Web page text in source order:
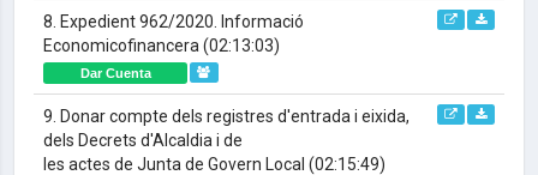
8. Expedient 962/2020. Informació
Economicofinancera (02:13:03)
Dar Cuenta
9. Donar compte dels registres d'entrada i eixida,
dels Decrets d'Alcaldia i de
les actes de Junta de Govern Local (02:15:49)